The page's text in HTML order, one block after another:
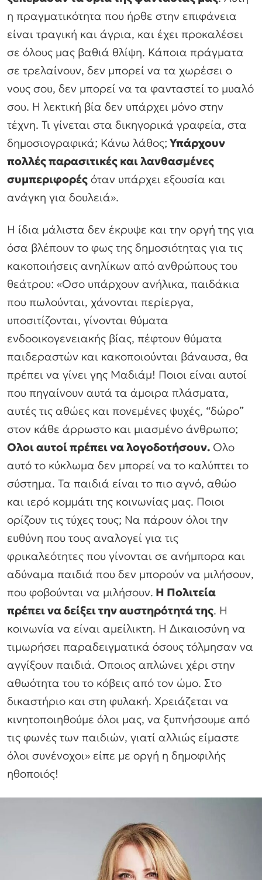
η πραγματικότητα που ήρθε στην επιφάνεια
είναι τραγική και άγρια, και έχει προκαλέσει
σε όλους μας βαθιά θλίψη. Κάποια πράγματα
σε τρελαίνουν, δεν μπορεί να τα χωρέσει ο
νους σου, δεν μπορεί να τα φανταστεί το μυαλό
σου. Η λεκτική βία δεν υπάρχει μόνο στην
τέχνη. Τι γίνεται στα δικηγορικά γραφεία, στα
δημοσιογραφικά; Κάνω λάθος; Υπάρχουν
πολλές παρασιτικές και λανθασμένες
συμπεριφορές όταν υπάρχει εξουσία και
ανάγκη για δουλειά».
Η ίδια μάλιστα δεν έκρυψε και την οργή της για
όσα βλέπουν το φως της δημοσιότητας για τις
κακοποιήσεις ανηλίκων από ανθρώπους του
θεάτρου: «Οσο υπάρχουν ανήλικα, παιδάκια
που πωλούνται, χάνονται περίεργα,
υποσιτίζονται, γίνονται θύματα
ενδοοικογενειακής βίας, πέφτουν θύματα
παιδεραστών και κακοποιούνται βάναυσα, θα
πρέπει να γίνει γης Μαδιάμ! Ποιοι είναι αυτοί
που πηγαίνουν αυτά τα άμοιρα πλάσματα,
αυτές τις αθώες και πονεμένες ψυχές, “δώρο”
στον κάθε άρρωστο και μιασμένο άνθρωπο;
Ολοι αυτοί πρέπει να λογοδοτήσουν. Ολο
αυτό το κύκλωμα δεν μπορεί να το καλύπτει το
σύστημα. Τα παιδιά είναι το πιο αγνό, αθώο
και ιερό κομμάτι της κοινωνίας μας. Ποιοι
ορίζουν τις τύχες τους; Να πάρουν όλοι την
ευθύνη που τους αναλογεί για τις
φρικαλεότητες που γίνονται σε ανήμπορα και
αδύναμα παιδιά που δεν μπορούν να μιλήσουν,
που φοβούνται να μιλήσουν. Η Πολιτεία
πρέπει να δείξει την αυστηρότητά της. Η
κοινωνία να είναι αμείλικτη. Η Δικαιοσύνη να
τιμωρήσει παραδειγματικά όσους τόλμησαν να
αγγίξουν παιδιά. Οποιος απλώνει χέρι στην
αθωότητα του το κόβεις από τον ώμο. Στο
δικαστήριο και στη φυλακή. Χρειάζεται να
κινητοποιηθούμε όλοι μας, να ξυπνήσουμε από
τις φωνές των παιδιών, γιατί αλλιώς είμαστε
όλοι συνένοχοι» είπε με οργή η δημοφιλής
ηθοποιός!